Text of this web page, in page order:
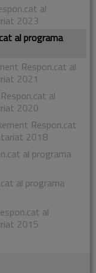
al
2023
al programa
Respon.cat al
2021
al
2020
Respon.cat
2018
al programa
al programa
al
2015